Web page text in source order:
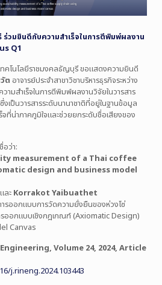
วมยินดีกับความสำเร็จในการตีพิมพ์ผลงาน
Q1
คโนโลยีราชมงคลธัญบุรี ขอแสดงความยินดี
ต อาจารย์ประจำสาขาวิชาบริหารธุรกิจระหว่าง
ามสำเร็จในการตีพิมพ์ผลงานวิจัยในวารสาร
ซึ่งเป็นวารสารระดับนานาชาติที่อยู่ในฐานข้อมูล
จที่น่าภาคภูมิใจและช่วยยกระดับชื่อเสียงของ
ว่า:
measurement of a Thai coffee
design and business model
และ Korrakot Yaibuathet
รออกแบบการวัดความยั่งยืนของห่วงโซ่
ออกแบบเชิงกฎเกณฑ์ (Axiomatic Design)
Canvas
Volume 24, 2024, Article
j.rineng.2024.103443